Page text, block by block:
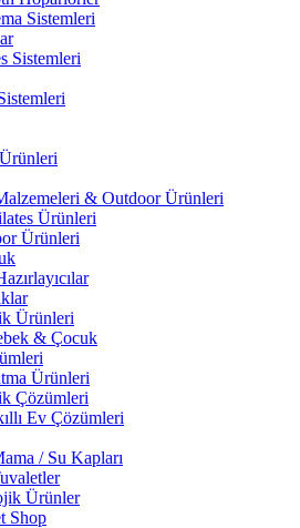
Sistemleri
Sistemleri
& Outdoor Ürünleri
Ürünleri
Ürünleri
Ürünleri
& Çocuk
Ürünleri
Çözümleri
Ev Çözümleri
/ Su Kapları
Ürünler
Shop